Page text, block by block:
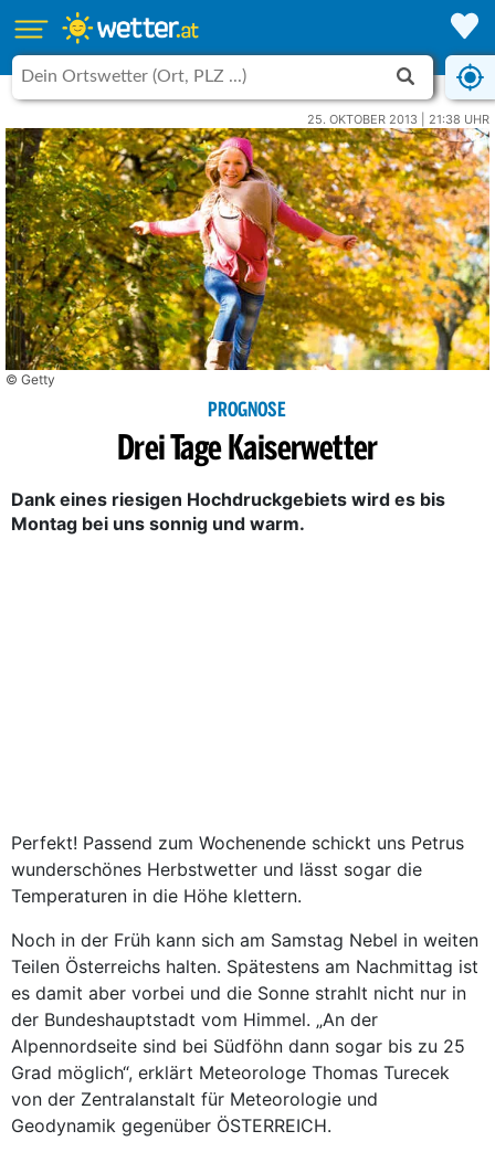
25. OKTOBER 2013 | 21:38 UHR
© Getty
PROGNOSE
Drei Tage Kaiserwetter
Dank eines riesigen Hochdruckgebiets wird es bis
Montag bei uns sonnig und warm.
Perfekt! Passend zum Wochenende schickt uns Petrus
wunderschönes Herbstwetter und lässt sogar die
Temperaturen in die Höhe klettern.
Noch in der Früh kann sich am Samstag Nebel in weiten
Teilen Österreichs halten. Spätestens am Nachmittag ist
es damit aber vorbei und die Sonne strahlt nicht nur in
der Bundeshauptstadt vom Himmel. „An der
Alpennordseite sind bei Südföhn dann sogar bis zu 25
Grad möglich“, erklärt Meteorologe Thomas Turecek
von der Zentralanstalt für Meteorologie und
Geodynamik gegenüber ÖSTERREICH.